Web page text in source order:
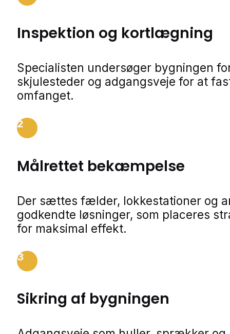
Inspektion og kortlægning
Specialisten undersøger bygningen
skjulesteder og adgangsveje for at
omfanget.
2
Målrettet bekæmpelse
Der sættes fælder, lokkestationer og
godkendte løsninger, som placeres
for maksimal effekt.
3
Sikring af bygningen